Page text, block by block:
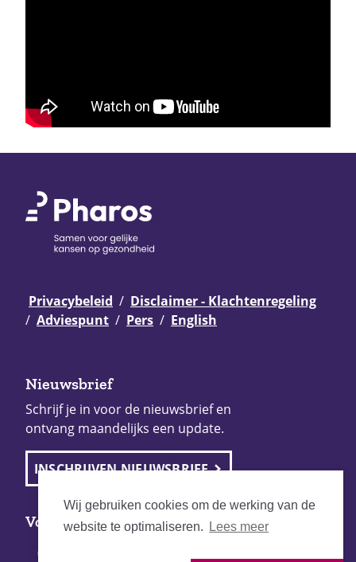
Wij gebruiken cookies om de werking van de
website te optimaliseren.
Lees meer
Privacybeleid
Disclaimer - Klachtenregeling
Adviespunt
Pers English
Nieuwsbrief
Schrijf je in voor de nieuwsbrief en
ontvang maandelijks een update.
INSCHRIJVEN NIEUWSBRIEF
Volg Pharos